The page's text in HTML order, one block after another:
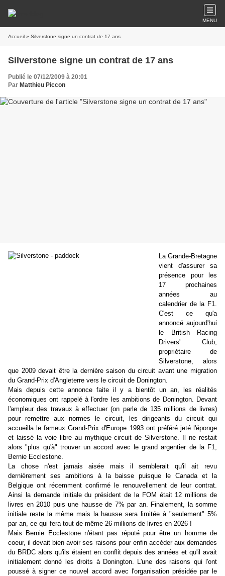
MENU
Accueil » Silverstone signe un contrat de 17 ans
Silverstone signe un contrat de 17 ans
Publié le 07/12/2009 à 20:01
Par Matthieu Piccon
La Grande-Bretagne
vient d'assurer sa
présence pour les
17 prochaines
années au
calendrier de la F1.
C'est ce qu'a
annoncé aujourd'hui
le British Racing
Drivers' Club,
propriétaire de
Silverstone, alors
que 2009 devait être la dernière saison du circuit avant une migration
du Grand-Prix d'Angleterre vers le circuit de Donington.
Mais depuis cette annonce faite il y a bientôt un an, les réalités
économiques ont rappelé à l'ordre les ambitions de Donington. Devant
l'ampleur des travaux à effectuer (on parle de 135 millions de livres)
pour remettre aux normes le circuit, les dirigeants du circuit qui
accueilla le fameux Grand-Prix d'Europe 1993 ont préféré jeté l'éponge
et laissé la voie libre au mythique circuit de Silverstone. Il ne restait
alors "plus qu'à" trouver un accord avec le grand argentier de la F1,
Bernie Ecclestone.
La chose n'est jamais aisée mais il semblerait qu'il ait revu
dernièrement ses ambitions à la baisse puisque le Canada et la
Belgique ont récemment confirmé le renouvellement de leur contrat.
Ainsi la demande initiale du président de la FOM était 12 millions de
livres en 2010 puis une hausse de 7% par an. Finalement, la somme
initiale reste la même mais la hausse sera limitée à "seulement" 5%
par an, ce qui fera tout de même 26 millions de livres en 2026 !
Mais Bernie Ecclestone n'étant pas réputé pour être un homme de
coeur, il devait bien avoir ses raisons pour enfin accéder aux demandes
du BRDC alors qu'ils étaient en conflit depuis des années et qu'il avait
initialement donné les droits à Donington. L'une des raisons qui l'ont
poussé à signer ce nouvel accord avec l'organisation présidée par le